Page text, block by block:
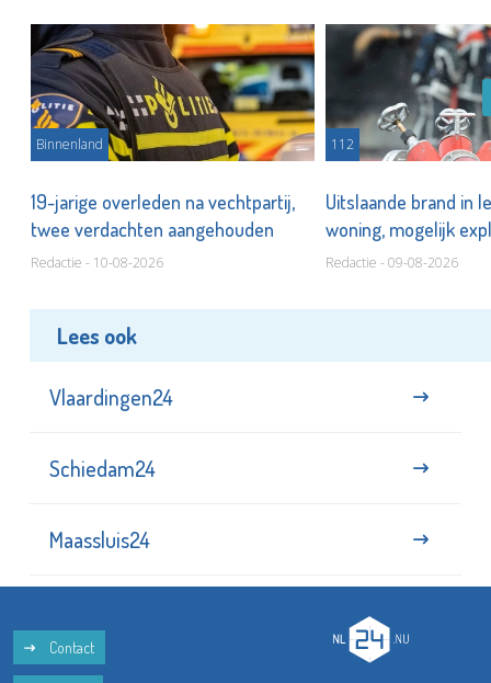
Binnenland
19-jarige overleden na vechtpartij,
twee verdachten aangehouden
Redactie - 10-08-2026
112
Uitslaande brand in
woning, mogelijk
Redactie - 09-08-2026
Lees ook
Vlaardingen24
Schiedam24
Maassluis24
Contact